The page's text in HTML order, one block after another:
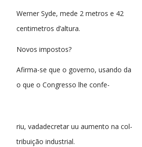
Werner Syde, mede 2 metros e 42
centimetros d’altura.
Novos impostos?
Afirma-se que o governo, usando da
o que o Congresso lhe confe-
riu, vadadecretar uu aumento na col-
tribuição industrial.